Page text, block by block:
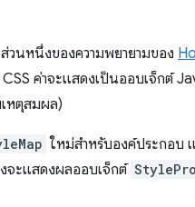
นหนึ่งของความพยายามของ
CSS ค่าจะแสดงเป็นออบเจ็กต์
หตุสมผล)
ใหม่สำหรับองค์ประกอบ
จะแสดงผลออบเจ็กต์